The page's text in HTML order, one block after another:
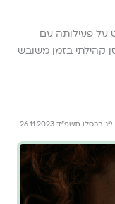
על פעילותה עם
קהילתי בזמן משובש
י״ג בכסלו תשפ״ד 26.11.2023